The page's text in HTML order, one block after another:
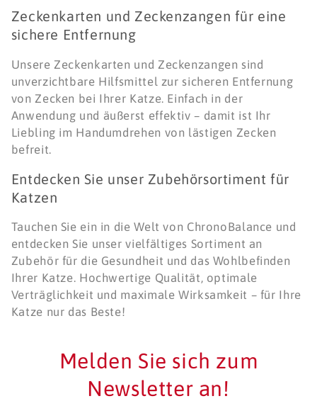
Zeckenkarten und Zeckenzangen für eine
sichere Entfernung
Unsere Zeckenkarten und Zeckenzangen sind
unverzichtbare Hilfsmittel zur sicheren Entfernung
von Zecken bei Ihrer Katze. Einfach in der
Anwendung und äußerst effektiv – damit ist Ihr
Liebling im Handumdrehen von lästigen Zecken
befreit.
Entdecken Sie unser Zubehörsortiment für
Katzen
Tauchen Sie ein in die Welt von ChronoBalance und
entdecken Sie unser vielfältiges Sortiment an
Zubehör für die Gesundheit und das Wohlbefinden
Ihrer Katze. Hochwertige Qualität, optimale
Verträglichkeit und maximale Wirksamkeit – für Ihre
Katze nur das Beste!
Melden Sie sich zum
Newsletter an!